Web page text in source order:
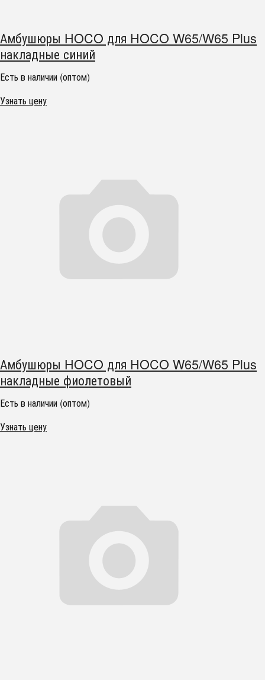
Амбушюры HOCO для HOCO W65/W65 Plus
накладные синий
Есть в наличии (оптом)
Узнать цену
Амбушюры HOCO для HOCO W65/W65 Plus
накладные фиолетовый
Есть в наличии (оптом)
Узнать цену